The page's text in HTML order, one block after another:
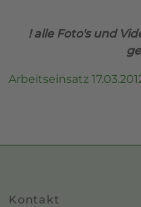
! alle Foto's und
Arbeitseinsatz
Kontakt